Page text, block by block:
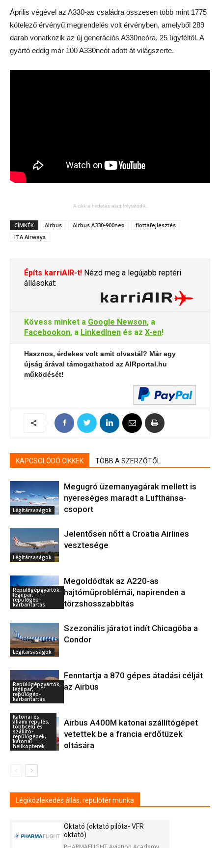
Április végével az A330-as családra összesen több mint 1775
kötelező érvényű megrendelés volt érvényben, amelyből 289
darab vonatkozik az új generációs A330neóra, 25 ügyféltől. A
gyártó eddig már 100 A330neót adott át világszerte.
A cikk a hirdetés alatt folytatódik.
CÍMKÉK Airbus Airbus A330-900neo
flottafejlesztés
ITA Airways
Építs karriAIR-t! Nézd meg a legújabb reptéri
állásokat:
Kövess minket a Google Newson, a
Facebookon, a LinkedInen és az X-en!
Hasznos, érdekes volt amit olvastál? Már egy
újság árával támogathatod az AIRportal.hu
működését!
KAPCSOLÓDÓ CIKKEK TÖBB A SZERZŐTŐL
Légitársaságok
Megugró üzemanyagárak mellett is
nyereséges maradt a Lufthansa-
csoport
Légitársaságok
Jelentősen nőtt a Croatia Airlines
vesztesége
Repülőgépgyártók,
légiipar,
repülőgép-
karbantartás
Megoldódtak az A220-as
hajtóműproblémái, napirenden a
törzshosszabbítás
Légitársaságok
Szezonális járatot indít Chicagóba a
Condor
Repülőgépgyártók,
légiipar,
repülőgép-
karbantartás
Fenntartja a 870 gépes átadási célját
az Airbus
Katonai és
állami repülés,
többcélú és
szállító-
repülőgépek,
katonai
helikopterek
Airbus A400M katonai szállítógépet
vetettek be a francia erdőtüzek
oltására
Légiközlekedés állás, repülőtér munka
Oktató (oktató pilóta- VFR
oktató)